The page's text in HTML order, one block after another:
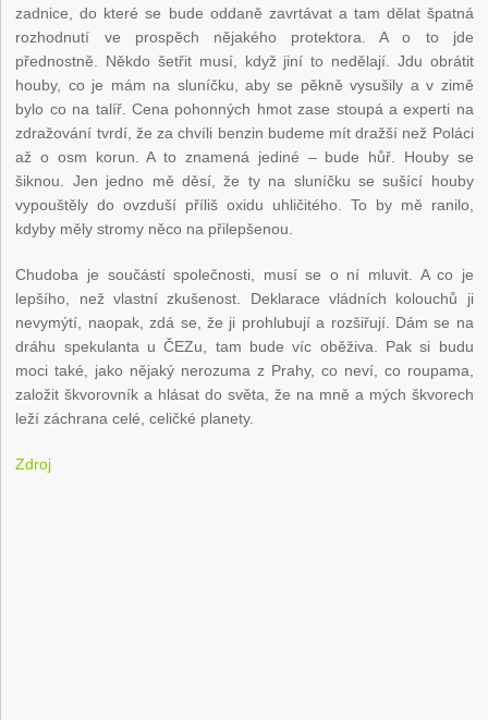
zadnice, do které se bude oddaně zavrtávat a tam dělat špatná
rozhodnutí ve prospěch nějakého protektora. A o to jde
přednostně. Někdo šetřit musí, když jiní to nedělají. Jdu obrátit
houby, co je mám na sluníčku, aby se pěkně vysušily a v zimě
bylo co na talíř. Cena pohonných hmot zase stoupá a experti na
zdražování tvrdí, že za chvíli benzin budeme mít dražší než Poláci
až o osm korun. A to znamená jediné – bude hůř. Houby se
šiknou. Jen jedno mě děsí, že ty na sluníčku se sušící houby
vypouštěly do ovzduší příliš oxidu uhličitého. To by mě ranilo,
kdyby měly stromy něco na přilepšenou.
Chudoba je součástí společnosti, musí se o ní mluvit. A co je
lepšího, než vlastní zkušenost. Deklarace vládních kolouchů ji
nevymýtí, naopak, zdá se, že ji prohlubují a rozšiřují. Dám se na
dráhu spekulanta u ČEZu, tam bude víc oběživa. Pak si budu
moci také, jako nějaký nerozuma z Prahy, co neví, co roupama,
založit škvorovník a hlásat do světa, že na mně a mých škvorech
leží záchrana celé, celičké planety.
Zdroj